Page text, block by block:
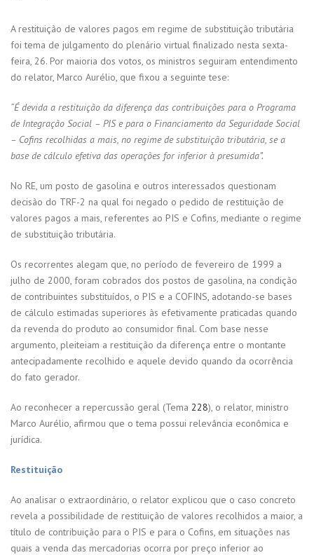
A restituição de valores pagos em regime de substituição tributária
foi tema de julgamento do plenário virtual finalizado nesta sexta-
feira, 26. Por maioria dos votos, os ministros seguiram entendimento
do relator, Marco Aurélio, que fixou a seguinte tese:
“É devida a restituição da diferença das contribuições para o Programa
de Integração Social – PIS e para o Financiamento da Seguridade Social
– Cofins recolhidas a mais, no regime de substituição tributária, se a
base de cálculo efetiva das operações for inferior à presumida”.
No RE, um posto de gasolina e outros interessados questionam
decisão do TRF-2 na qual foi negado o pedido de restituição de
valores pagos a mais, referentes ao PIS e Cofins, mediante o regime
de substituição tributária.
Os recorrentes alegam que, no período de fevereiro de 1999 a
julho de 2000, foram cobrados dos postos de gasolina, na condição
de contribuintes substituídos, o PIS e a COFINS, adotando-se bases
de cálculo estimadas superiores às efetivamente praticadas quando
da revenda do produto ao consumidor final. Com base nesse
argumento, pleiteiam a restituição da diferença entre o montante
antecipadamente recolhido e aquele devido quando da ocorrência
do fato gerador.
Ao reconhecer a repercussão geral (Tema 228), o relator, ministro
Marco Aurélio, afirmou que o tema possui relevância econômica e
jurídica.
Restituição
Ao analisar o extraordinário, o relator explicou que o caso concreto
revela a possibilidade de restituição de valores recolhidos a maior, a
título de contribuição para o PIS e para o Cofins, em situações nas
quais a venda das mercadorias ocorra por preço inferior ao